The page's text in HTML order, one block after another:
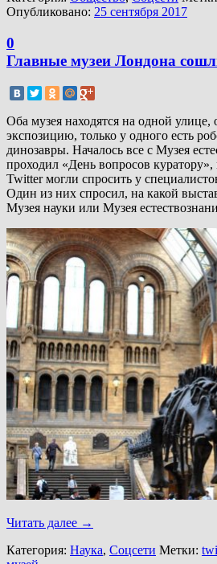
Опубликовано: 25 сентября 2017
0
Главные музеи Лондона
Оба музея находятся на одной
экспозицию, только у одного есть
динозавры. Началось все с Музея
проходил «День вопросов куратору»,
Twitter могли спросить у
Один из них спросил, на какой
Музея науки или Музея
Читать далее →
Категория: Наука, Соцсети Метки: